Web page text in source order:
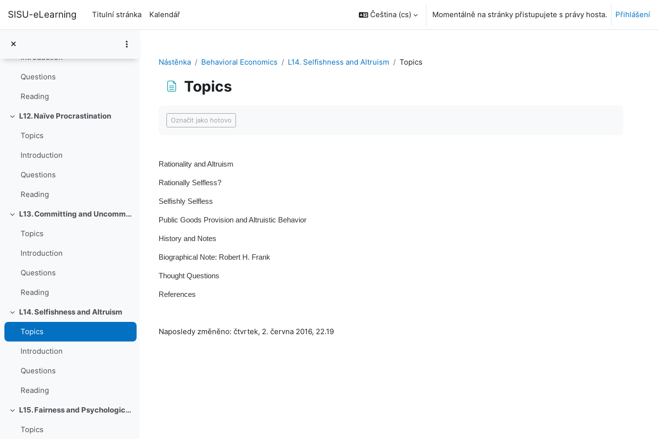
SISU-eLearning Titulní stránka Kalendář Čeština ‎(cs)‎ Momentálně na stránky přistupujete s právy hosta. Přihlášení
L11. Disagreeing with Ourselves: Projection and Hindsight Biases
Introduction
Questions
Reading
Sbalit
L12. Naïve Procrastination
Topics
Introduction
Questions
Reading
Sbalit L13. Committing and Uncommitting
Topics
Introduction
Questions
Reading
Sbalit
L14. Selfishness and Altruism
Topics
Introduction
Questions
Reading
Sbalit L15. Fairness and Psychological Games
Topics
Nástěnka Behavioral Economics L14. Selfishness and Altruism Topics
Topics
Označit jako hotovo
Rationality and Altruism
Rationally Selfless?
Selfishly Selfless
Public Goods Provision and Altruistic Behavior
History and Notes
Biographical Note: Robert H. Frank
Thought Questions
References
Naposledy změněno: čtvrtek, 2. června 2016, 22.19